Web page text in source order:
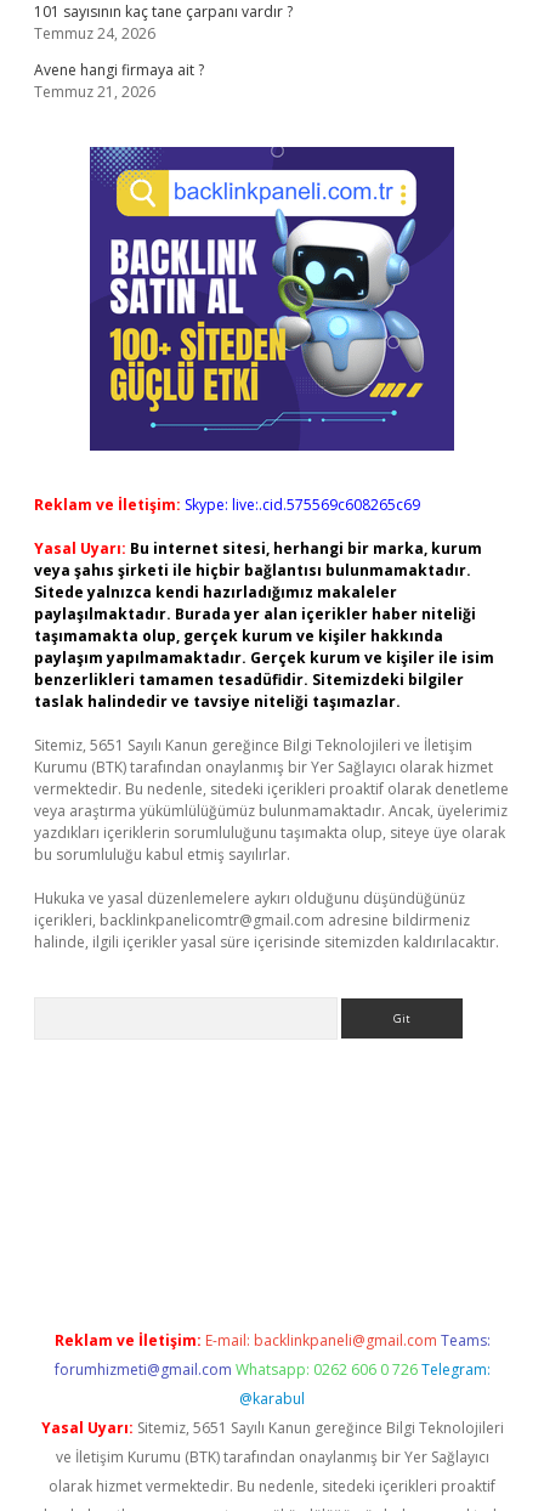
101 sayısının kaç tane çarpanı vardır ?
Temmuz 24, 2026
Avene hangi firmaya ait ?
Temmuz 21, 2026
Reklam ve İletişim: Skype: live:.cid.575569c608265c69
Yasal Uyarı: Bu internet sitesi, herhangi bir marka, kurum
veya şahıs şirketi ile hiçbir bağlantısı bulunmamaktadır.
Sitede yalnızca kendi hazırladığımız makaleler
paylaşılmaktadır. Burada yer alan içerikler haber niteliği
taşımamakta olup, gerçek kurum ve kişiler hakkında
paylaşım yapılmamaktadır. Gerçek kurum ve kişiler ile isim
benzerlikleri tamamen tesadüfidir. Sitemizdeki bilgiler
taslak halindedir ve tavsiye niteliği taşımazlar.
Sitemiz, 5651 Sayılı Kanun gereğince Bilgi Teknolojileri ve İletişim
Kurumu (BTK) tarafından onaylanmış bir Yer Sağlayıcı olarak hizmet
vermektedir. Bu nedenle, sitedeki içerikleri proaktif olarak denetleme
veya araştırma yükümlülüğümüz bulunmamaktadır. Ancak, üyelerimiz
yazdıkları içeriklerin sorumluluğunu taşımakta olup, siteye üye olarak
bu sorumluluğu kabul etmiş sayılırlar.
Hukuka ve yasal düzenlemelere aykırı olduğunu düşündüğünüz
içerikleri, backlinkpanelicomtr@gmail.com adresine bildirmeniz
halinde, ilgili içerikler yasal süre içerisinde sitemizden kaldırılacaktır.
Reklam ve İletişim: E-mail: backlinkpaneli@gmail.com Teams:
forumhizmeti@gmail.com Whatsapp: 0262 606 0 726 Telegram:
@karabul
Yasal Uyarı: Sitemiz, 5651 Sayılı Kanun gereğince Bilgi Teknolojileri
ve İletişim Kurumu (BTK) tarafından onaylanmış bir Yer Sağlayıcı
olarak hizmet vermektedir. Bu nedenle, sitedeki içerikleri proaktif